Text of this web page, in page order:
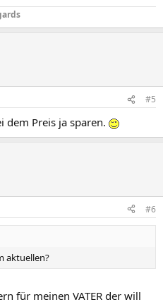
#5
dem Preis ja sparen.
#6
aktuellen?
für meinen VATER der will